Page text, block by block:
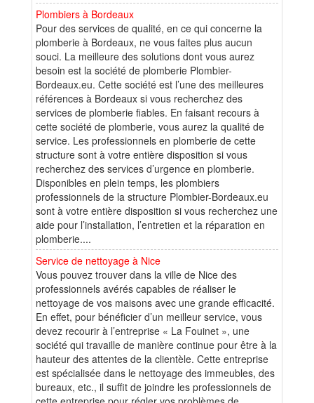
Plombiers à Bordeaux
Pour des services de qualité, en ce qui concerne la
plomberie à Bordeaux, ne vous faites plus aucun
souci. La meilleure des solutions dont vous aurez
besoin est la société de plomberie Plombier-
Bordeaux.eu. Cette société est l’une des meilleures
références à Bordeaux si vous recherchez des
services de plomberie fiables. En faisant recours à
cette société de plomberie, vous aurez la qualité de
service. Les professionnels en plomberie de cette
structure sont à votre entière disposition si vous
recherchez des services d’urgence en plomberie.
Disponibles en plein temps, les plombiers
professionnels de la structure Plombier-Bordeaux.eu
sont à votre entière disposition si vous recherchez une
aide pour l’installation, l’entretien et la réparation en
plomberie....
Service de nettoyage à Nice
Vous pouvez trouver dans la ville de Nice des
professionnels avérés capables de réaliser le
nettoyage de vos maisons avec une grande efficacité.
En effet, pour bénéficier d’un meilleur service, vous
devez recourir à l’entreprise « La Fouinet », une
société qui travaille de manière continue pour être à la
hauteur des attentes de la clientèle. Cette entreprise
est spécialisée dans le nettoyage des immeubles, des
bureaux, etc., il suffit de joindre les professionnels de